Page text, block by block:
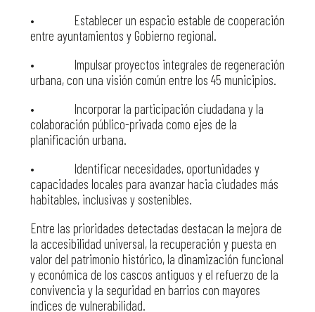
• Establecer un espacio estable de cooperación
entre ayuntamientos y Gobierno regional.
• Impulsar proyectos integrales de regeneración
urbana, con una visión común entre los 45 municipios.
• Incorporar la participación ciudadana y la
colaboración público-privada como ejes de la
planificación urbana.
• Identificar necesidades, oportunidades y
capacidades locales para avanzar hacia ciudades más
habitables, inclusivas y sostenibles.
Entre las prioridades detectadas destacan la mejora de
la accesibilidad universal, la recuperación y puesta en
valor del patrimonio histórico, la dinamización funcional
y económica de los cascos antiguos y el refuerzo de la
convivencia y la seguridad en barrios con mayores
índices de vulnerabilidad.